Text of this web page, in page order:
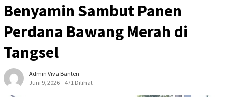
Benyamin Sambut Panen
Perdana Bawang Merah di
Tangsel
Admin Viva Banten
Juni 9, 2026
471 Dilihat